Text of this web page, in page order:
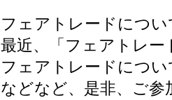
フェアトレードにつ
最近、「フェアトレ
フェアトレードにつ
などなど、是非、ご参